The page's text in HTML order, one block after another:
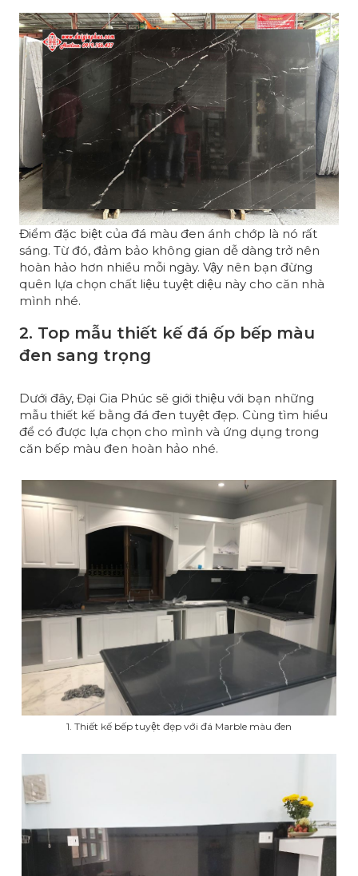
Điểm đặc biệt của đá màu đen ánh chớp là nó rất
sáng. Từ đó, đảm bảo không gian dễ dàng trở nên
hoàn hảo hơn nhiều mỗi ngày. Vậy nên bạn đừng
quên lựa chọn chất liệu tuyệt diệu này cho căn nhà
mình nhé.
2. Top mẫu thiết kế đá ốp bếp màu
đen sang trọng
Dưới đây, Đại Gia Phúc sẽ giới thiệu với bạn những
mẫu thiết kế bằng đá đen tuyệt đẹp. Cùng tìm hiểu
để có được lựa chọn cho mình và ứng dụng trong
căn bếp màu đen hoàn hảo nhé.
1. Thiết kế bếp tuyệt đẹp với đá Marble màu đen